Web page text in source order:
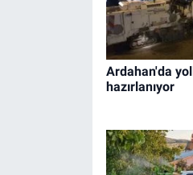
Ardahan'da
hazırlanıyor